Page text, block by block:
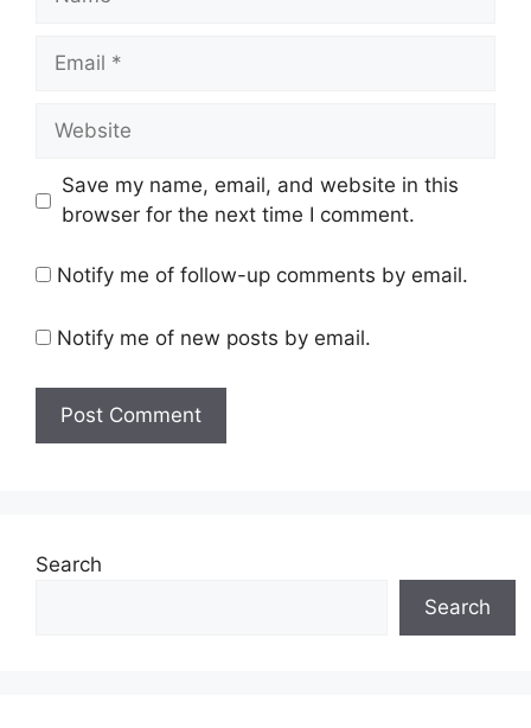
Email
Website
Save my name, email, and website in this
browser for the next time I comment.
Notify me of follow-up comments by email.
Notify me of new posts by email.
Search
Search